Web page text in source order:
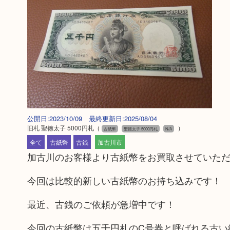
公開日:2023/10/09 最終更新日:2025/08/04
旧札 聖徳太子 5000円札（ 古紙幣 聖徳太子 5000円札 N/A
）
全て
古紙幣 古銭 加古川市
加古川のお客様より古紙幣をお買取させていただ
今回は比較的新しい古紙幣のお持ち込みです！
最近、古銭のご依頼が急増中です！